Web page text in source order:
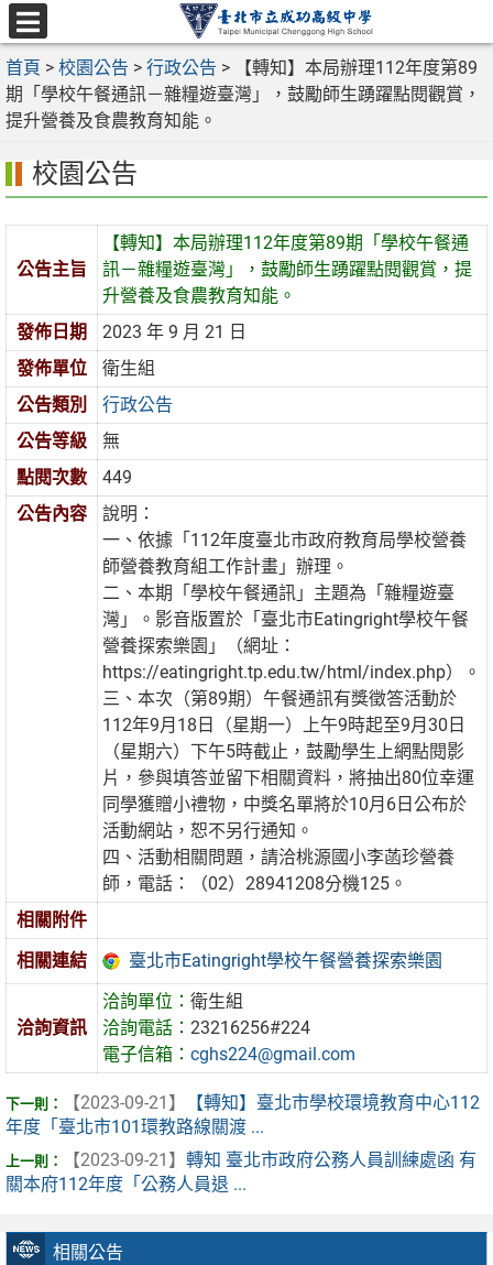
跳
至
主
要
內
選
單
首頁 > 校園公告 > 行政公告 >
【轉知】本局辦理112年度第89
期「學校午餐通訊－雜糧遊臺灣」，鼓勵師生踴躍點閱觀賞，
提升營養及食農教育知能。
相關公告
校園公告
公告主旨
【轉知】本局辦理112年度第89期「學校午餐通
訊－雜糧遊臺灣」，鼓勵師生踴躍點閱觀賞，提
升營養及食農教育知能。
發佈日期
2023 年 9 月 21 日
發佈單位
衛生組
公告類別
行政公告
公告等級
無
點閱次數
449
公告內容
說明：
一、依據「112年度臺北市政府教育局學校營養
師營養教育組工作計畫」辦理。
二、本期「學校午餐通訊」主題為「雜糧遊臺
灣」。影音版置於「臺北市Eatingright學校午餐
營養探索樂園」（網址：
https://eatingright.tp.edu.tw/html/index.php）。
三、本次（第89期）午餐通訊有獎徵答活動於
112年9月18日（星期一）上午9時起至9月30日
（星期六）下午5時截止，鼓勵學生上網點閱影
片，參與填答並留下相關資料，將抽出80位幸運
同學獲贈小禮物，中獎名單將於10月6日公布於
活動網站，恕不另行通知。
四、活動相關問題，請洽桃源國小李菡珍營養
師，電話：（02）28941208分機125。
相關附件
相關連結
臺北市Eatingright學校午餐營養探索樂園
洽詢資訊
洽詢單位：衛生組
洽詢電話：23216256#224
電子信箱：cghs224@gmail.com
【2023-09-21】
【轉知】臺北市學校環境教育中心112
年度「臺北市101環教路線關渡 ...
【2023-09-21】 轉知 臺北市政府公務人員訓練處函 有
關本府112年度「公務人員退 ...